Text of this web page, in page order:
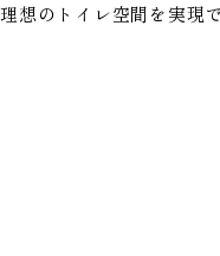
想のトイレ空間を実現で